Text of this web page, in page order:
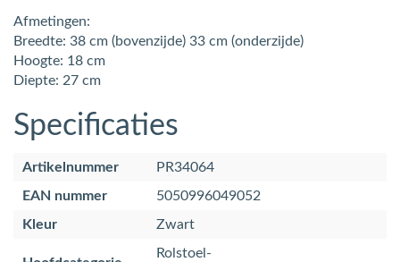
Afmetingen:
Breedte: 38 cm (bovenzijde) 33 cm (onderzijde)
Hoogte: 18 cm
Diepte: 27 cm
Specificaties
Artikelnummer
PR34064
EAN nummer
5050996049052
Kleur
Zwart
Rolstoel-